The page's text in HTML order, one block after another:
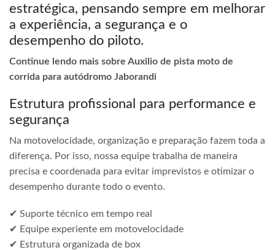
estratégica, pensando sempre em melhorar
a experiência, a segurança e o
desempenho do piloto.
Continue lendo mais sobre Auxilio de pista moto de
corrida para autódromo Jaborandi
Estrutura profissional para performance e
segurança
Na motovelocidade, organização e preparação fazem toda a
diferença. Por isso, nossa equipe trabalha de maneira
precisa e coordenada para evitar imprevistos e otimizar o
desempenho durante todo o evento.
✔ Suporte técnico em tempo real
✔ Equipe experiente em motovelocidade
✔ Estrutura organizada de box